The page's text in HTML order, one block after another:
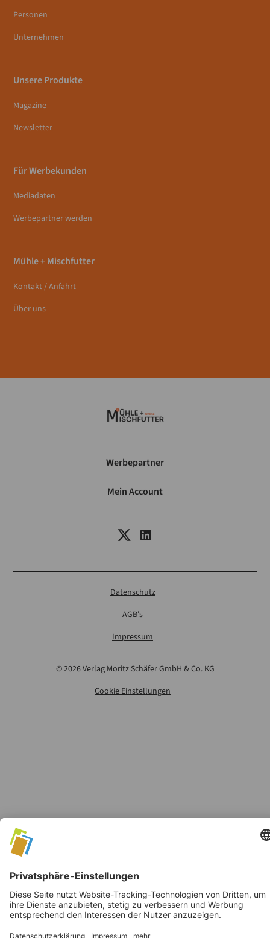
Personen
Unternehmen
Unsere Produkte
Magazine
Newsletter
Für Werbekunden
Mediadaten
Werbepartner werden
Mühle + Mischfutter
Kontakt / Anfahrt
Über uns
Werbepartner
Mein Account
©2026Verlag Moritz Schäfer GmbH & Co. KG
Datenschutz
AGB's
Impressum
Cookie Einstellungen